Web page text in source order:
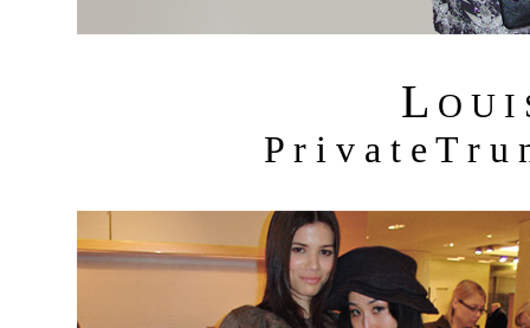
L O U I
P r i v a t e T r u